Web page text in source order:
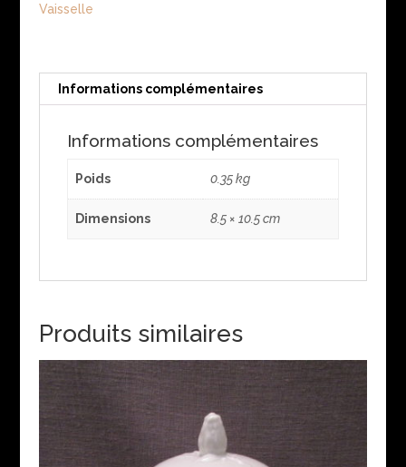
Vaisselle
Informations complémentaires
Informations complémentaires
Poids 0.35 kg
Dimensions 8.5 × 10.5 cm
Produits similaires